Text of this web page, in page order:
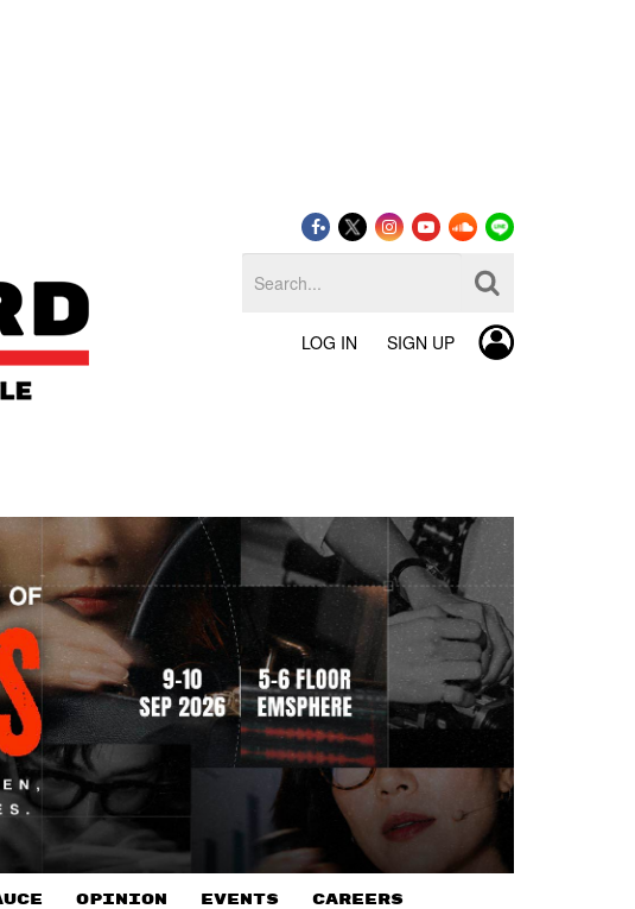
LOG IN SIGN UP
OPINION EVENTS CAREERS